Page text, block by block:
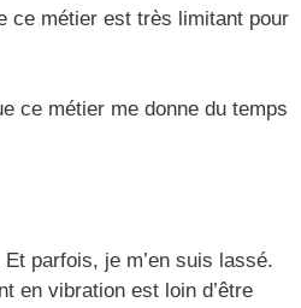
ce métier est très limitant pour
ce métier me donne du temps
parfois, je m’en suis lassé.
en vibration est loin d’être